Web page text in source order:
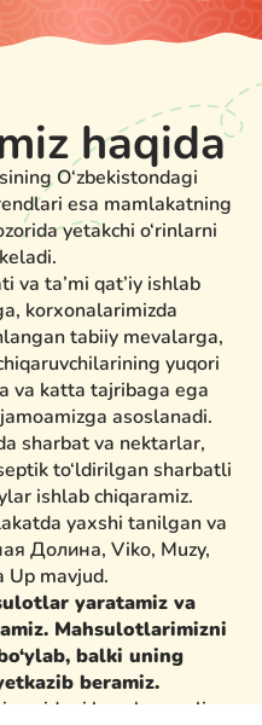
haqida
O‘zbekistondagi
esa mamlakatning
yetakchi o‘rinlarni
va ta’mi qat’iy ishlab
korxonalarimizda
tabiiy mevalarga,
yuqori
va katta tajribaga ega
asoslanadi.
sharbat va nektarlar,
to‘ldirilgan sharbatli
ishlab chiqaramiz.
yaxshi tanilgan va
Долина, Viko, Muzy,
Up mavjud.
yaratamiz va
Mahsulotlarimizni
balki uning
beramiz.
quyidagi havola orqali